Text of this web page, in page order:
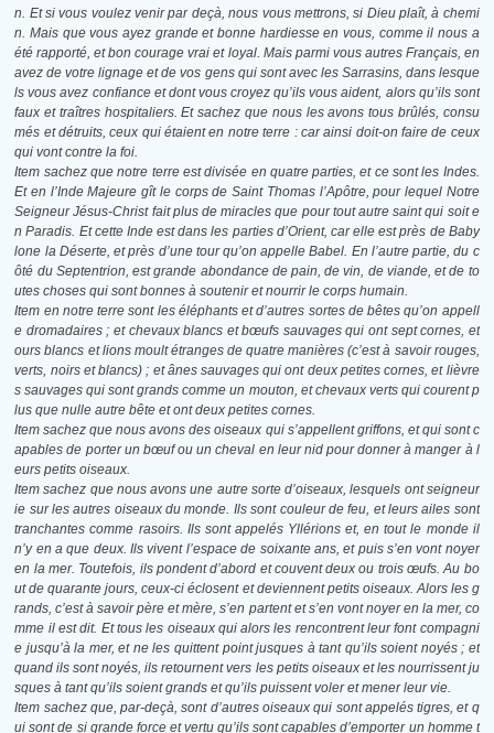
n. Et si vous voulez venir par deçà, nous vous mettrons, si Dieu plaît, à chemi
n. Mais que vous ayez grande et bonne hardiesse en vous, comme il nous a
été rapporté, et bon courage vrai et loyal. Mais parmi vous autres Français, en
avez de votre lignage et de vos gens qui sont avec les Sarrasins, dans lesque
ls vous avez confiance et dont vous croyez qu’ils vous aident, alors qu’ils sont
faux et traîtres hospitaliers. Et sachez que nous les avons tous brûlés, consu
més et détruits, ceux qui étaient en notre terre : car ainsi doit-on faire de ceux
qui vont contre la foi.
Item sachez que notre terre est divisée en quatre parties, et ce sont les Indes.
Et en l’Inde Majeure gît le corps de Saint Thomas l’Apôtre, pour lequel Notre
Seigneur Jésus-Christ fait plus de miracles que pour tout autre saint qui soit e
n Paradis. Et cette Inde est dans les parties d’Orient, car elle est près de Baby
lone la Déserte, et près d’une tour qu’on appelle Babel. En l’autre partie, du c
ôté du Septentrion, est grande abondance de pain, de vin, de viande, et de to
utes choses qui sont bonnes à soutenir et nourrir le corps humain.
Item en notre terre sont les éléphants et d’autres sortes de bêtes qu’on appell
e dromadaires ; et chevaux blancs et bœufs sauvages qui ont sept cornes, et
ours blancs et lions moult étranges de quatre manières (c’est à savoir rouges,
verts, noirs et blancs) ; et ânes sauvages qui ont deux petites cornes, et lièvre
s sauvages qui sont grands comme un mouton, et chevaux verts qui courent p
lus que nulle autre bête et ont deux petites cornes.
Item sachez que nous avons des oiseaux qui s’appellent griffons, et qui sont c
apables de porter un bœuf ou un cheval en leur nid pour donner à manger à l
eurs petits oiseaux.
Item sachez que nous avons une autre sorte d’oiseaux, lesquels ont seigneur
ie sur les autres oiseaux du monde. Ils sont couleur de feu, et leurs ailes sont
tranchantes comme rasoirs. Ils sont appelés Yllérions et, en tout le monde il
n’y en a que deux. Ils vivent l’espace de soixante ans, et puis s’en vont noyer
en la mer. Toutefois, ils pondent d’abord et couvent deux ou trois œufs. Au bo
ut de quarante jours, ceux-ci éclosent et deviennent petits oiseaux. Alors les g
rands, c’est à savoir père et mère, s’en partent et s’en vont noyer en la mer, co
mme il est dit. Et tous les oiseaux qui alors les rencontrent leur font compagni
e jusqu’à la mer, et ne les quittent point jusques à tant qu’ils soient noyés ; et
quand ils sont noyés, ils retournent vers les petits oiseaux et les nourrissent ju
sques à tant qu’ils soient grands et qu’ils puissent voler et mener leur vie.
Item sachez que, par-deçà, sont d’autres oiseaux qui sont appelés tigres, et q
ui sont de si grande force et vertu qu’ils sont capables d’emporter un homme t